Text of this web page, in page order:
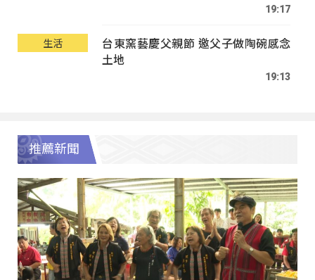
19:17
生活
台東窯藝慶父親節 邀父子做陶碗感念
土地
19:13
推薦新聞